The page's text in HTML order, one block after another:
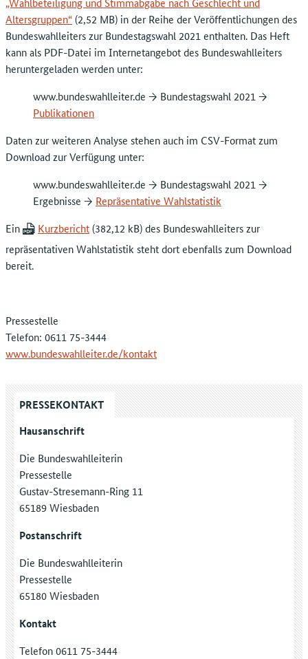
Altersgruppen“
in der Reihe der Veröffentlichungen des
Bundeswahlleiters zur Bundestagswahl 2021 enthalten. Das Heft
kann als PDF-Datei im Internetangebot des Bundeswahlleiters
heruntergeladen werden unter:
www.bundeswahlleiter.de → Bundestagswahl 2021 →
Publikationen
Daten zur weiteren Analyse stehen auch im CSV-Format zum
Download zur Verfügung unter:
www.bundeswahlleiter.de → Bundestagswahl 2021 →
Ergebnisse → Repräsentative Wahlstatistik
Ein
Kurzbericht
des Bundeswahlleiters zur
repräsentativen Wahlstatistik steht dort ebenfalls zum Download
bereit.
Pressestelle
Telefon: 0611 75-3444
www.bundeswahlleiter.de/kontakt
PRESSEKONTAKT
Hausanschrift
Die Bundeswahlleiterin
Pressestelle
Gustav-Stresemann-Ring 11
65189 Wiesbaden
Postanschrift
Die Bundeswahlleiterin
Pressestelle
65180 Wiesbaden
Kontakt
Telefon 0611 75-3444